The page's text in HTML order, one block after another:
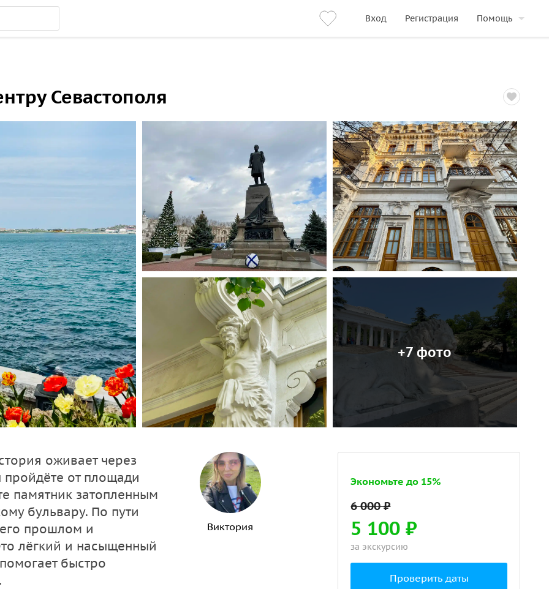
Вход Регистрация Помощь
Севастополя
+7 фото
оживает через
от площади
памятник затопленным
бульвару. По пути
прошлом и
лёгкий и насыщенный
быстро
Виктория
Экономьте до 15%
5 100 ₽
за экскурсию
Проверить даты